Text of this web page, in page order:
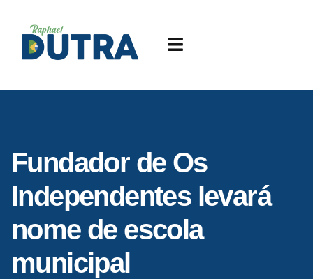
Fundador de Os
Independentes levará
nome de escola
municipal